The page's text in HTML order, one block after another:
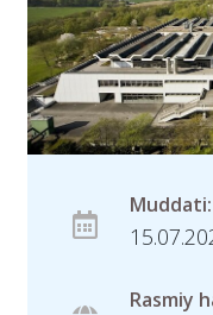
Muddati:
Rasmiy